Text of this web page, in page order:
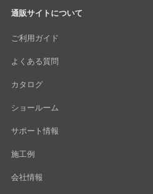
通販サイトについて
ご利用ガイド
よくある質問
カタログ
ショールーム
サポート情報
施工例
会社情報